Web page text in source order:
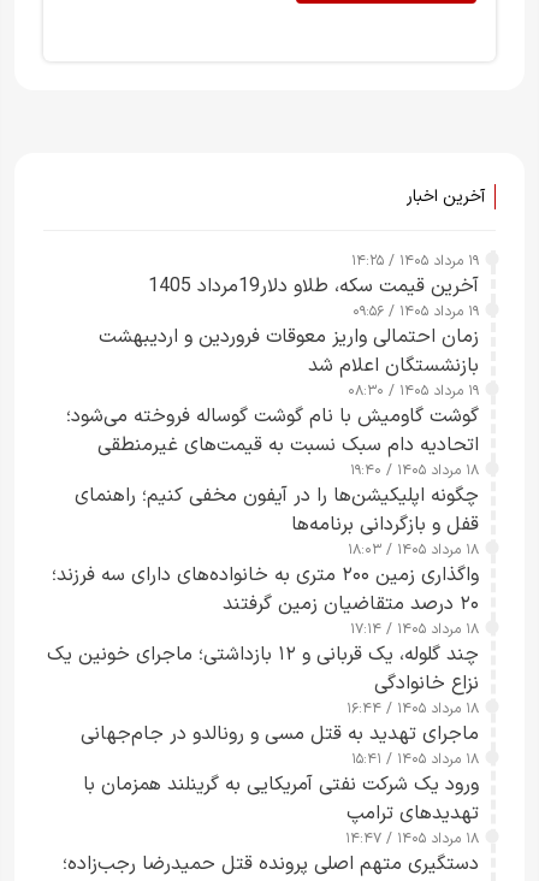
آخرین اخبار
۱۹ مرداد ۱۴۰۵ / ۱۴:۲۵
آخرین قیمت سکه، طلاو دلار19مرداد 1405
۱۹ مرداد ۱۴۰۵ / ۰۹:۵۶
زمان احتمالی واریز معوقات فروردین و اردیبهشت
بازنشستگان اعلام شد
۱۹ مرداد ۱۴۰۵ / ۰۸:۳۰
گوشت گاومیش با نام گوشت گوساله فروخته می‌شود؛
اتحادیه دام سبک نسبت به قیمت‌های غیرمنطقی
هشدار داد
۱۸ مرداد ۱۴۰۵ / ۱۹:۴۰
چگونه اپلیکیشن‌ها را در آیفون مخفی کنیم؛ راهنمای
قفل و بازگردانی برنامه‌ها
۱۸ مرداد ۱۴۰۵ / ۱۸:۰۳
واگذاری زمین ۲۰۰ متری به خانواده‌های دارای سه فرزند؛
۲۰ درصد متقاضیان زمین گرفتند
۱۸ مرداد ۱۴۰۵ / ۱۷:۱۴
چند گلوله، یک قربانی و ۱۲ بازداشتی؛ ماجرای خونین یک
نزاع خانوادگی
۱۸ مرداد ۱۴۰۵ / ۱۶:۴۴
ماجرای تهدید به قتل مسی و رونالدو در جام‌جهانی
۱۸ مرداد ۱۴۰۵ / ۱۵:۴۱
ورود یک شرکت نفتی آمریکایی به گرینلند همزمان با
تهدیدهای ترامپ
۱۸ مرداد ۱۴۰۵ / ۱۴:۴۷
دستگیری متهم اصلی پرونده قتل حمیدرضا رجب‌زاده؛